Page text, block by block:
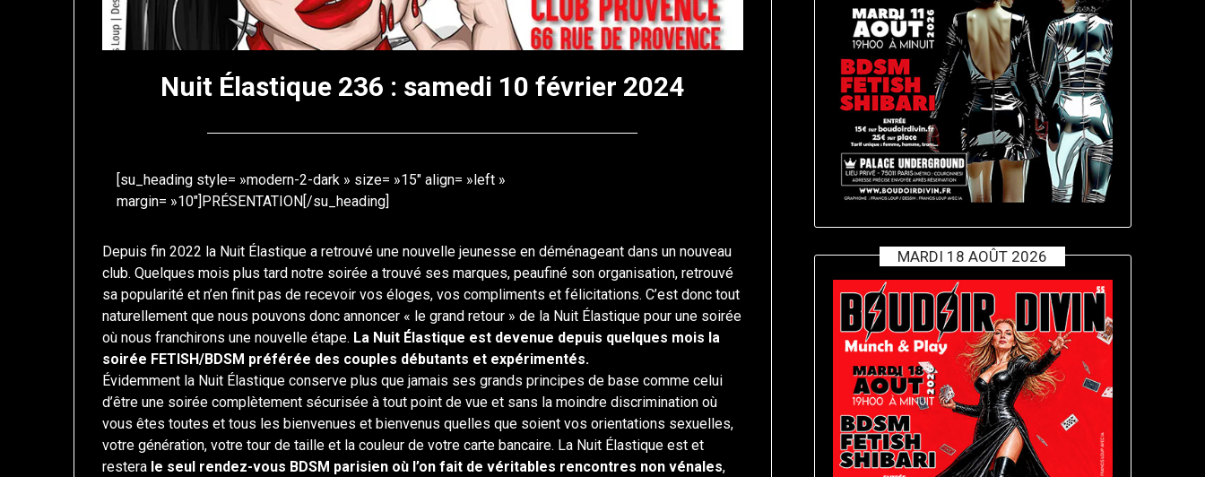
Nuit Élastique 236 : samedi 10 février 2024
2024
loup
[su_heading style= »modern-2-dark » size= »15″ align= »left »
margin= »10″]PRÉSENTATION[/su_heading]
Depuis fin 2022 la Nuit Élastique a retrouvé une nouvelle jeunesse en déménageant dans un nouveau
club. Quelques mois plus tard notre soirée a trouvé ses marques, peaufiné son organisation, retrouvé
sa popularité et n’en finit pas de recevoir vos éloges, vos compliments et félicitations. C’est donc tout
naturellement que nous pouvons donc annoncer « le grand retour » de la Nuit Élastique pour une soirée
où nous franchirons une nouvelle étape. La Nuit Élastique est devenue depuis quelques mois la
soirée FETISH/BDSM préférée des couples débutants et expérimentés.
Évidemment la Nuit Élastique conserve plus que jamais ses grands principes de base comme celui
d’être une soirée complètement sécurisée à tout point de vue et sans la moindre discrimination où
vous êtes toutes et tous les bienvenues et bienvenus quelles que soient vos orientations sexuelles,
votre génération, votre tour de taille et la couleur de votre carte bancaire. La Nuit Élastique est et
restera le seul rendez-vous BDSM parisien où l’on fait de véritables rencontres non vénales,
MARDI 18 AOÛT 2026